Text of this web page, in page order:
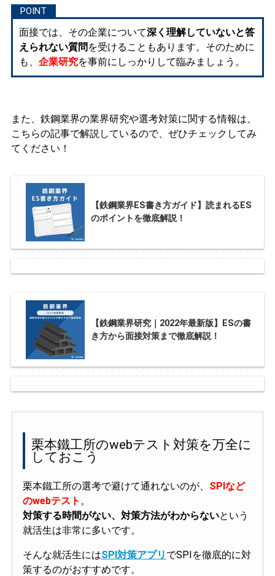
面接では、その企業について深く理解していないと答
えられない質問 を受けることもあります。そのために
も、 企業研究を事前にしっかりして臨みましょう。
また、鉄鋼業界の業界研究や選考対策に関する情報は、
こちらの記事で解説しているので、ぜひチェックしてみ
てください！
【鉄鋼業界ES書き方ガイド】読まれるES
のポイントを徹底解説！
【鉄鋼業界研究｜2022年最新版】ESの書
き方から面接対策まで徹底解説！
栗本鐵工所のwebテスト対策を万全に
しておこう
栗本鐵工所の選考で避けて通れないのが、 SPIなど
のwebテスト 。
対策する時間がない、対策方法がわからないという
就活生は非常に多いです。
そんな就活生にはSPI対策アプリ でSPIを徹底的に対
策するのがおすすめです。